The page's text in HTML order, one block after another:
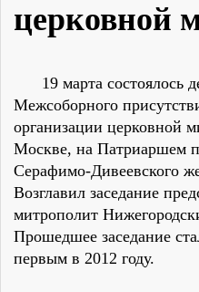
церковной
19 марта состоялось
Межсоборного
организации церковной
Москве, на Патриаршем
Серафимо-Дивеевского
Возглавил заседание
митрополит
Прошедшее заседание
первым в 2012 году.